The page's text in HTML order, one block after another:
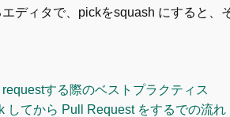
ディタで、pickをsquash にすると、
する際のベストプラクティス
してから Pull Request をするでの流れ